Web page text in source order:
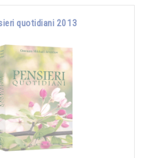
quotidiani 2013